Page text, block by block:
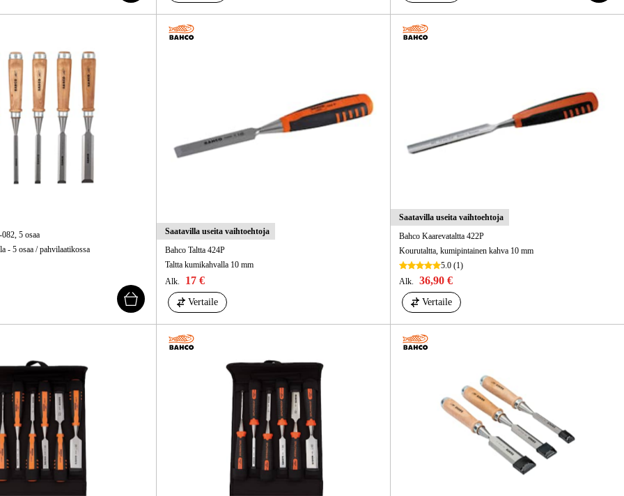
5 osaa
- 5 osaa / pahvilaatikossa
Saatavilla useita vaihtoehtoja
Bahco Taltta 424P
Taltta kumikahvalla 10 mm
Alk.
17 €
Vertaile
Saatavilla useita vaihtoehtoja
Bahco Kaarevataltta 422P
Kourutaltta, kumipintainen kahva 10 mm
5.0(1)
Alk.
36,90 €
Vertaile